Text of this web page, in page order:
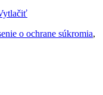
o ochrane súkromia,